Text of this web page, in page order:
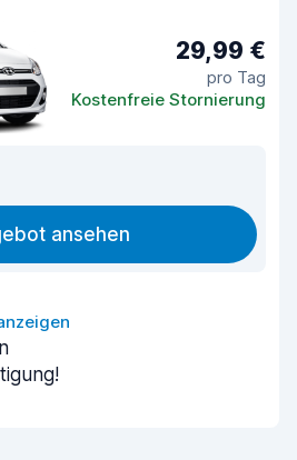
29,99 €
pro Tag
Kostenfreie Stornierung
ansehen